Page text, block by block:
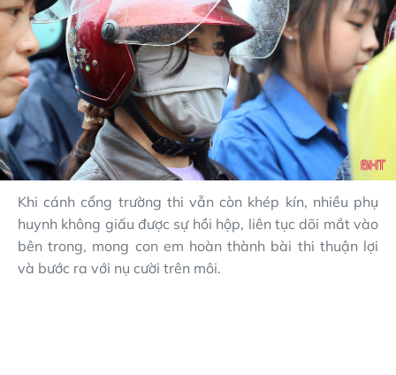
Khi cánh cổng trường thi vẫn còn khép kín, nhiều phụ
huynh không giấu được sự hồi hộp, liên tục dõi mắt vào
bên trong, mong con em hoàn thành bài thi thuận lợi
và bước ra với nụ cười trên môi.